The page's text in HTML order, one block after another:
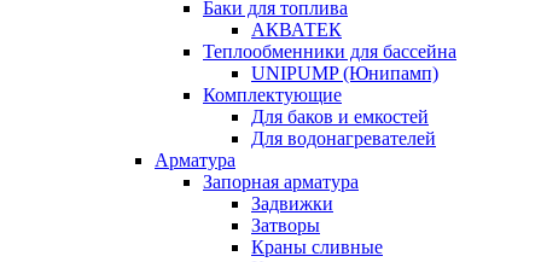
Баки для топлива
АКВАТЕК
Теплообменники для бассейна
UNIPUMP (Юнипамп)
Комплектующие
Для баков и емкостей
Для водонагревателей
Арматура
Запорная арматура
Задвижки
Затворы
Краны сливные